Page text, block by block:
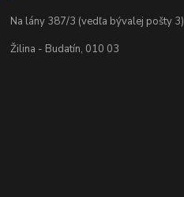
Na lány 387/3 (vedľa bývalej pošty 3)
Žilina - Budatín, 010 03